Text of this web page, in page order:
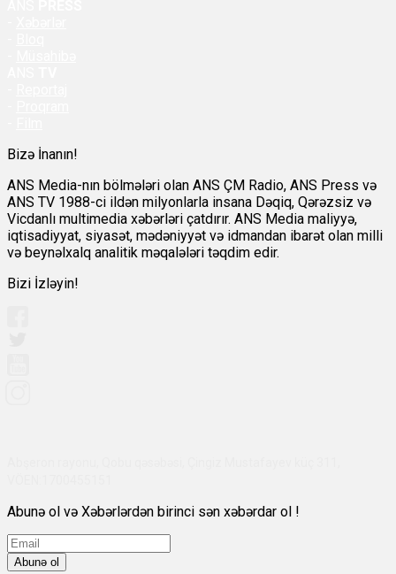
Bizə İnanın!
ANS Media-nın bölmələri olan ANS ÇM Radio, ANS Press və
ANS TV 1988-ci ildən milyonlarla insana Dəqiq, Qərəzsiz və
Vicdanlı multimedia xəbərləri çatdırır. ANS Media maliyyə,
iqtisadiyyat, siyasət, mədəniyyət və idmandan ibarət olan milli
və beynəlxalq analitik məqalələri təqdim edir.
Bizi İzləyin!
Abunə ol və Xəbərlərdən birinci sən xəbərdar ol !
Abunə ol